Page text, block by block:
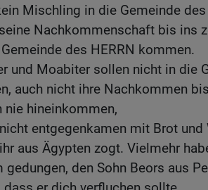
Mischling in die Gemeinde des
Nachkommenschaft bis ins
des HERRN kommen.
und Moabiter sollen nicht in die
auch nicht ihre Nachkommen
nie hineinkommen,
entgegenkamen mit Brot und
aus Ägypten zogt. Vielmehr
gedungen, den Sohn Beors aus